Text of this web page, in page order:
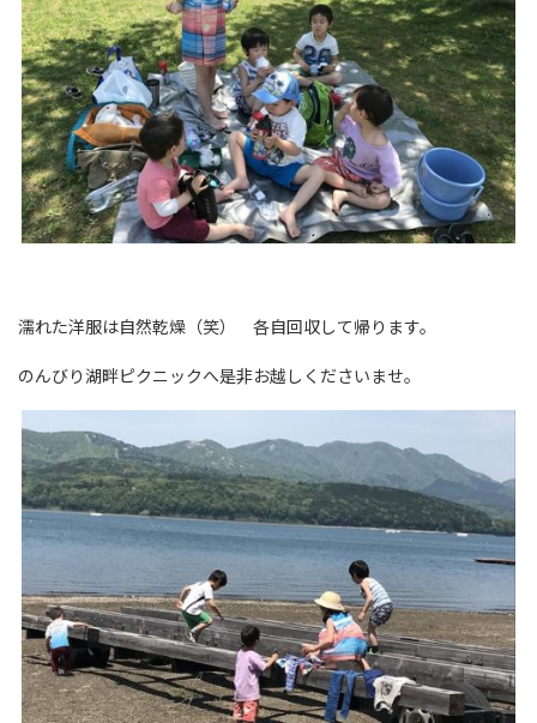
濡れた洋服は自然乾燥（笑） 各自回収して帰ります。
のんびり湖畔ピクニックへ是非お越しくださいませ。